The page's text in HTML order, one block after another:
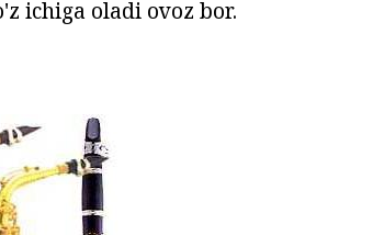
ichiga oladi ovoz bor.